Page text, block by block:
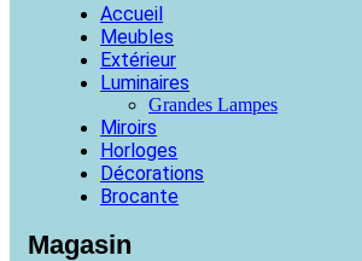
Accueil
Meubles
Extérieur
Luminaires
Grandes Lampes
Miroirs
Horloges
Décorations
Brocante
Magasin